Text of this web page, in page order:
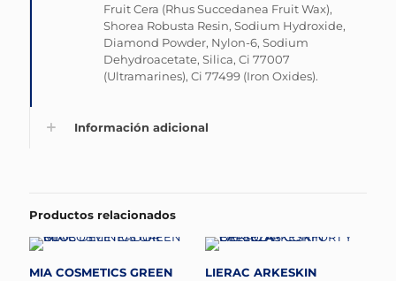
Fruit Cera (Rhus Succedanea Fruit Wax),
Shorea Robusta Resin, Sodium Hydroxide,
Diamond Powder, Nylon-6, Sodium
Dehydroacetate, Silica, Ci 77007
(Ultramarines), Ci 77499 (Iron Oxides).
Información adicional
Productos relacionados
MIA COSMETICS GREEN
LIERAC ARKESKIN